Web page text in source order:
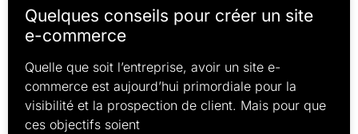
Quelques conseils pour créer un site
e-commerce
Quelle que soit l’entreprise, avoir un site e-
commerce est aujourd’hui primordiale pour la
visibilité et la prospection de client. Mais pour que
ces objectifs soient